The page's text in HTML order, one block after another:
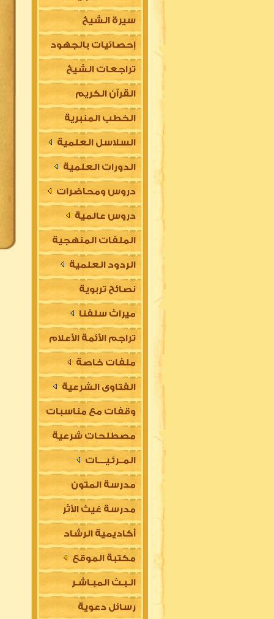
سيرة الشيخ
إحصائيات بالجهود
تراجعات الشيخ
القرآن الكريم
الخطب المنبرية
السلاسل العلمية
الدورات العلمية
دروس ومحاضرات
دروس عالمية
الملفات المنهجية
الردود العلمية
نصائح تربوية
ميراث سلفنا
تراجم الأئمة الأعلام
ملفات خاصة
الفتاوى الشرعية
وقفات مع مناسبات
مصطلحات شرعية
المــرئـيــــات
مدرسة المتون
العلمية
مدرسة غيث الأثر
السلفية
أكاديمية الرشاد
العلمية للتأسيس
في مقدمات العلوم
الشرعية (للتعليم
مكتبة الموقع
الـبـث المبـاشـر
رسائل دعوية